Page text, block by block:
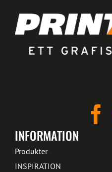
INFORMATION
Produkter
INSPIRATION